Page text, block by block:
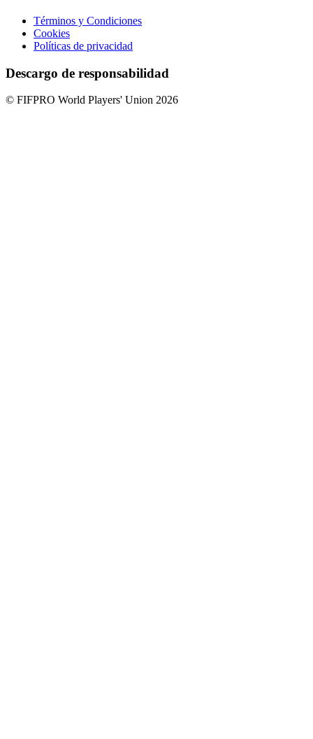
Términos y Condiciones
Cookies
Políticas de privacidad
Descargo de responsabilidad
© FIFPRO World Players' Union 2026